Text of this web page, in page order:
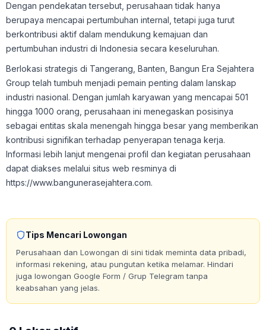
Dengan pendekatan tersebut, perusahaan tidak hanya
berupaya mencapai pertumbuhan internal, tetapi juga turut
berkontribusi aktif dalam mendukung kemajuan dan
pertumbuhan industri di Indonesia secara keseluruhan.
Berlokasi strategis di Tangerang, Banten, Bangun Era Sejahtera
Group telah tumbuh menjadi pemain penting dalam lanskap
industri nasional. Dengan jumlah karyawan yang mencapai 501
hingga 1000 orang, perusahaan ini menegaskan posisinya
sebagai entitas skala menengah hingga besar yang memberikan
kontribusi signifikan terhadap penyerapan tenaga kerja.
Informasi lebih lanjut mengenai profil dan kegiatan perusahaan
dapat diakses melalui situs web resminya di
https://www.bangunerasejahtera.com.
Tips Mencari Lowongan
Perusahaan dan Lowongan di sini tidak meminta data pribadi,
informasi rekening, atau pungutan ketika melamar. Hindari
juga lowongan Google Form / Grup Telegram tanpa
keabsahan yang jelas.